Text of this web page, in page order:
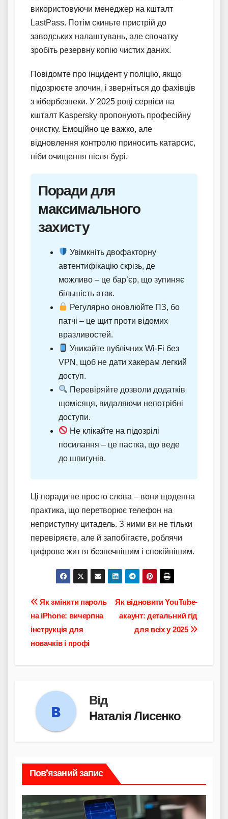
використовуючи менеджер на кшталт
LastPass. Потім скиньте пристрій до
заводських налаштувань, але спочатку
зробіть резервну копію чистих даних.
Повідомте про інцидент у поліцію, якщо
підозрюєте злочин, і зверніться до фахівців
з кібербезпеки. У 2025 році сервіси на
кшталт Kaspersky пропонують професійну
очистку. Емоційно це важко, але
відновлення контролю приносить катарсис,
ніби очищення після бурі.
Поради для
максимального
захисту
Увімкніть двофакторну
автентифікацію скрізь, де
можливо – це бар’єр, що зупиняє
більшість атак.
Регулярно оновлюйте ПЗ, бо
патчі – це щит проти відомих
вразливостей.
Уникайте публічних Wi-Fi без
VPN, щоб не дати хакерам легкий
доступ.
Перевіряйте дозволи додатків
щомісяця, видаляючи непотрібні
доступи.
Не клікайте на підозрілі
посилання – це пастка, що веде
до шпигунів.
Ці поради не просто слова – вони щоденна
практика, що перетворює телефон на
неприступну цитадель. З ними ви не тільки
перевіряєте, але й запобігаєте, роблячи
цифрове життя безпечнішим і спокійнішим.
Навігація
записів
Як відновити YouTube-
акаунт: детальний гід
для всіх у 2025
Як змінити пароль
на iPhone: вичерпна
інструкція для
новачків і профі
Від
Наталія Лисенко
Пов’язаний запис